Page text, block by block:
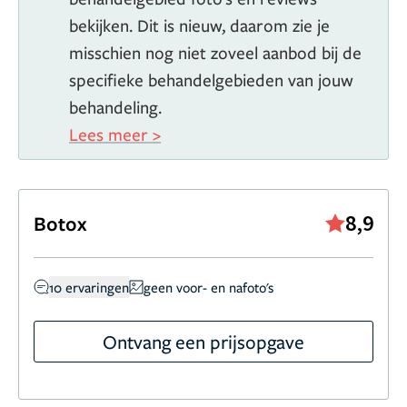
bekijken. Dit is nieuw, daarom zie je
misschien nog niet zoveel aanbod bij de
specifieke behandelgebieden van jouw
behandeling.
Lees meer >
Botox 8,9
10 ervaringen geen voor- en nafoto's
Ontvang een prijsopgave